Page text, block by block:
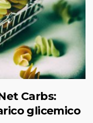
Carbs:
glicemico